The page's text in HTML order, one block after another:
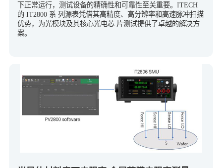
下正常运行，测试设备的精确性和可靠性至关重要。ITECH
的 IT2800 系 列源表凭借其高精度、高分辨率和高速脉冲扫描
优势，为光模块及其核心光电芯 片测试提供了卓越的解决方
案。